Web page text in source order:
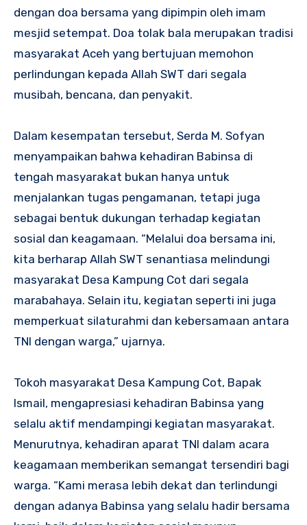
dengan doa bersama yang dipimpin oleh imam
mesjid setempat. Doa tolak bala merupakan tradisi
masyarakat Aceh yang bertujuan memohon
perlindungan kepada Allah SWT dari segala
musibah, bencana, dan penyakit.
Dalam kesempatan tersebut, Serda M. Sofyan
menyampaikan bahwa kehadiran Babinsa di
tengah masyarakat bukan hanya untuk
menjalankan tugas pengamanan, tetapi juga
sebagai bentuk dukungan terhadap kegiatan
sosial dan keagamaan. “Melalui doa bersama ini,
kita berharap Allah SWT senantiasa melindungi
masyarakat Desa Kampung Cot dari segala
marabahaya. Selain itu, kegiatan seperti ini juga
memperkuat silaturahmi dan kebersamaan antara
TNI dengan warga,” ujarnya.
Tokoh masyarakat Desa Kampung Cot, Bapak
Ismail, mengapresiasi kehadiran Babinsa yang
selalu aktif mendampingi kegiatan masyarakat.
Menurutnya, kehadiran aparat TNI dalam acara
keagamaan memberikan semangat tersendiri bagi
warga. “Kami merasa lebih dekat dan terlindungi
dengan adanya Babinsa yang selalu hadir bersama